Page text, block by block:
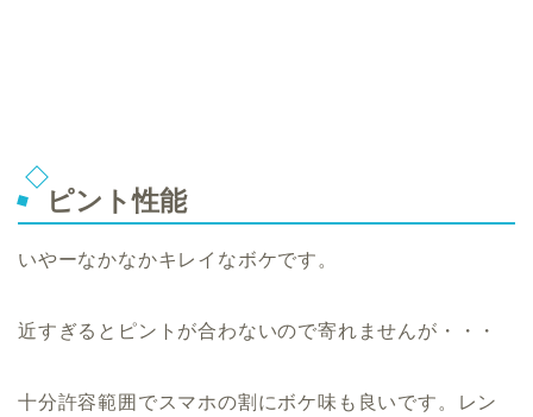
ピント性能
いやーなかなかキレイなボケです。
近すぎるとピントが合わないので寄れませんが・・・
十分許容範囲でスマホの割にボケ味も良いです。レン